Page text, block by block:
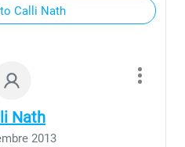
Calli Nath
Nath
2013